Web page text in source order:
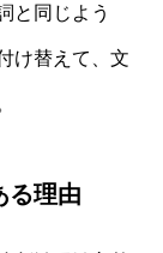
と同じよう
け替えて、文
る理由